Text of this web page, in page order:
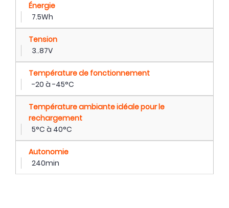
Énergie
7.5Wh
Tension
3..87V
Température de fonctionnement
-20 à -45°C
Température ambiante idéale pour le
rechargement
5°C à 40°C
Autonomie
240min